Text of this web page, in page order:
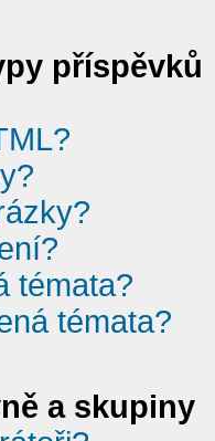
příspěvků
témata?
témata?
a skupiny